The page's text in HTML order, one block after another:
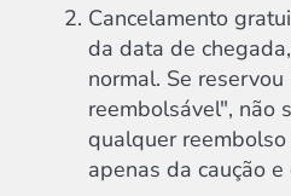
Cancelamento
da data de
normal. Se
reembolsável", não
qualquer
apenas da caução